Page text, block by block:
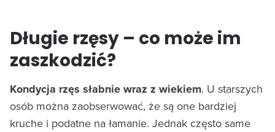
Długie rzęsy – co może im
zaszkodzić?
Kondycja rzęs słabnie wraz z wiekiem. U starszych
osób można zaobserwować, że są one bardziej
kruche i podatne na łamanie. Jednak często same